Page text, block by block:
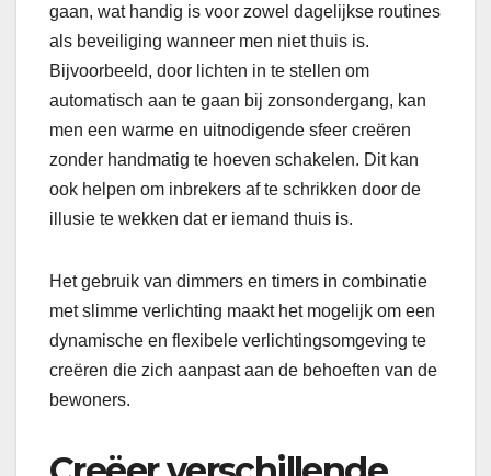
gaan, wat handig is voor zowel dagelijkse routines
als beveiliging wanneer men niet thuis is.
Bijvoorbeeld, door lichten in te stellen om
automatisch aan te gaan bij zonsondergang, kan
men een warme en uitnodigende sfeer creëren
zonder handmatig te hoeven schakelen. Dit kan
ook helpen om inbrekers af te schrikken door de
illusie te wekken dat er iemand thuis is.
Het gebruik van dimmers en timers in combinatie
met slimme verlichting maakt het mogelijk om een
dynamische en flexibele verlichtingsomgeving te
creëren die zich aanpast aan de behoeften van de
bewoners.